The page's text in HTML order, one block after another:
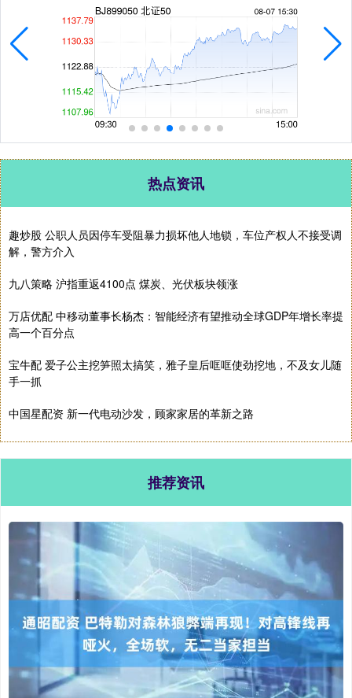
热点资讯
趣炒股 公职人员因停车受阻暴力损坏他人地锁，车位产权人不接受调
解，警方介入
九八策略 沪指重返4100点 煤炭、光伏板块领涨
万店优配 中移动董事长杨杰：智能经济有望推动全球GDP年增长率提
高一个百分点
宝牛配 爱子公主挖笋照太搞笑，雅子皇后哐哐使劲挖地，不及女儿随
手一抓
中国星配资 新一代电动沙发，顾家家居的革新之路
推荐资讯